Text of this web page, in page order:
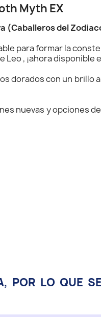
Myth EX
(Caballeros del
para formar la
, ¡ahora disponible
dorados con un brillo
nuevas y opciones
POR LO QUE